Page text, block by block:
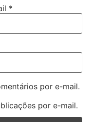
*
por e-mail.
por e-mail.